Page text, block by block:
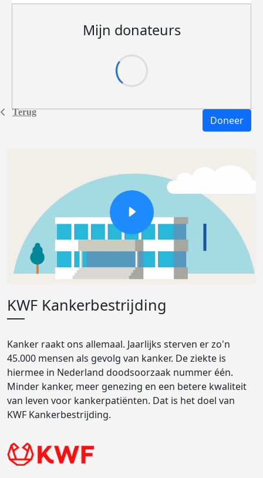
Terug
Mijn donateurs
Doneer
KWF Kankerbestrijding
Kanker raakt ons allemaal. Jaarlijks sterven er zo'n
45.000 mensen als gevolg van kanker. De ziekte is
hiermee in Nederland doodsoorzaak nummer één.
Minder kanker, meer genezing en een betere kwaliteit
van leven voor kankerpatiënten. Dat is het doel van
KWF Kankerbestrijding.